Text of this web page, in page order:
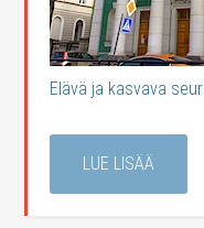
Elävä ja kasvava
LUE LISÄÄ